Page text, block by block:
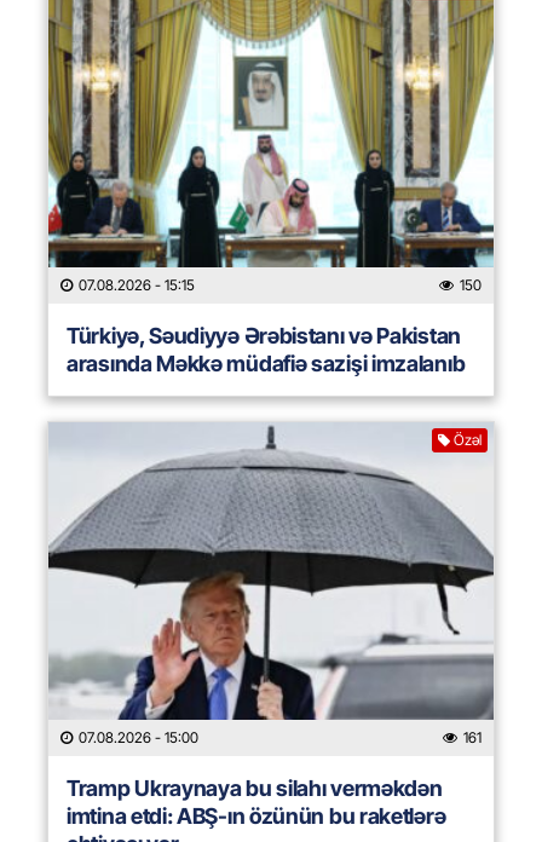
07.08.2026 - 15:15 150
Türkiyə, Səudiyyə Ərəbistanı və Pakistan
arasında Məkkə müdafiə sazişi imzalanıb
Özəl
07.08.2026 - 15:00 161
Tramp Ukraynaya bu silahı verməkdən
imtina etdi: ABŞ-ın özünün bu raketlərə